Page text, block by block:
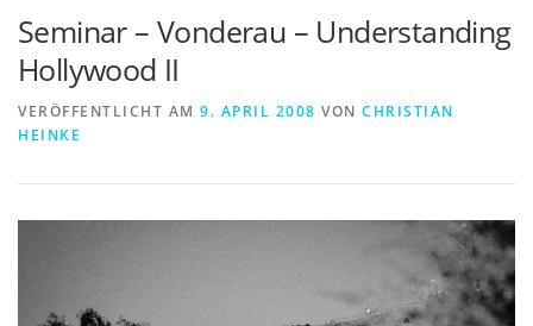
INSTITUT FORSCHUNG DOWNLOADS
Seminar – Vonderau – Understanding
Hollywood II
VERÖFFENTLICHT AM 9. APRIL 2008 VON CHRISTIAN
HEINKE